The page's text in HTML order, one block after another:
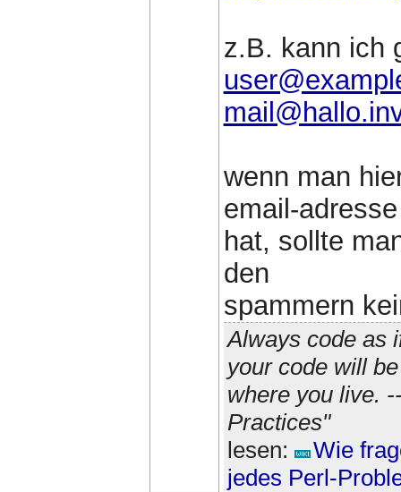
z.B. kann ich
wenn man
email-adresse
hat, sollte
den
spammern
Always code as
your code will
where you live.
Practices"
lesen:
Wie
jedes Perl-